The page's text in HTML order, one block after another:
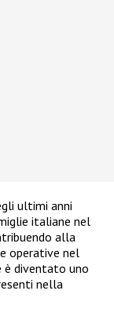
ultimi anni
italiane nel
alla
operative nel
è diventato uno
nella